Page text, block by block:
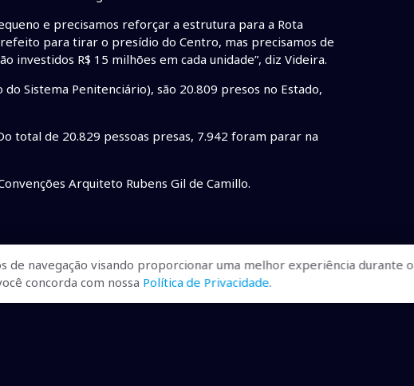
e precisamos reforçar a estrutura para a Rota
para tirar o presídio do Centro, mas precisamos de
R$ 15 milhões em cada unidade”, diz Videira.
Sistema Penitenciário), são 20.809 presos no Estado,
total de 20.829 pessoas presas, 7.942 foram parar na
Arquiteto Rubens Gil de Camillo.
seguranças no Estado
de navegação visando proporcionar uma melhor experiência durante o
concorda com nossa Política de Privacidade.